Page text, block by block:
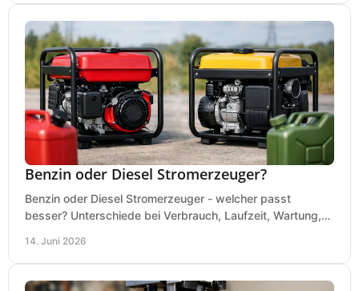
Benzin oder Diesel Stromerzeuger?
Benzin oder Diesel Stromerzeuger - welcher passt
besser? Unterschiede bei Verbrauch, Laufzeit, Wartung,
14. Juni 2026